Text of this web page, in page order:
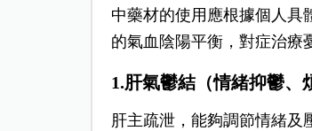
中藥材的使用應根據個人具
的氣血陰陽平衡，對症治療
1.肝氣鬱結（情緒抑鬱、
肝主疏泄，能夠調節情緒及